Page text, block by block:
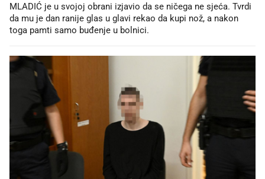
MLADIĆ je u svojoj obrani izjavio da se ničega ne sjeća. Tvrdi
da mu je dan ranije glas u glavi rekao da kupi nož, a nakon
toga pamti samo buđenje u bolnici.